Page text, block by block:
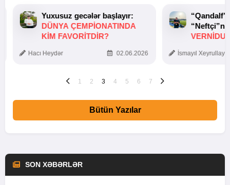
Yuxusuz gecələr başlayır:
DÜNYA ÇEMPIONATINDA
KIM FAVORITDIR?
Hacı Heydər 02.06.2026 İsmayıl
1 2 3 4 5 6 7
Bütün Yazılar
SON XƏBƏRLƏR